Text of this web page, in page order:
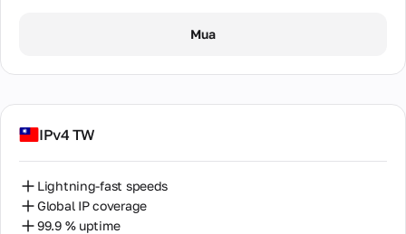
Mua
IPv4 TW
Lightning-fast speeds
Global IP coverage
99.9 % uptime